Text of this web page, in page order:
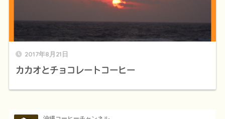
2017年8月21日
カカオとチョコレートコーヒー